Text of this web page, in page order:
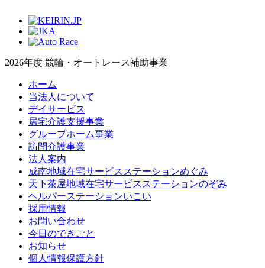
2026年度 競輪・オートレース補助事業
ホーム
当法人について
デイサービス
居宅介護支援事業
グループホーム事業
訪問介護事業
法人案内
成南地域在宅サービスステーションめぐみ
天下茶屋地域在宅サービスステーションのぞみ
ヘルパーステーションいこい
採用情報
お問い合わせ
今日のできごと
お知らせ
個人情報保護方針